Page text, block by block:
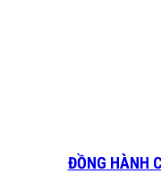
ĐỒNG HÀNH